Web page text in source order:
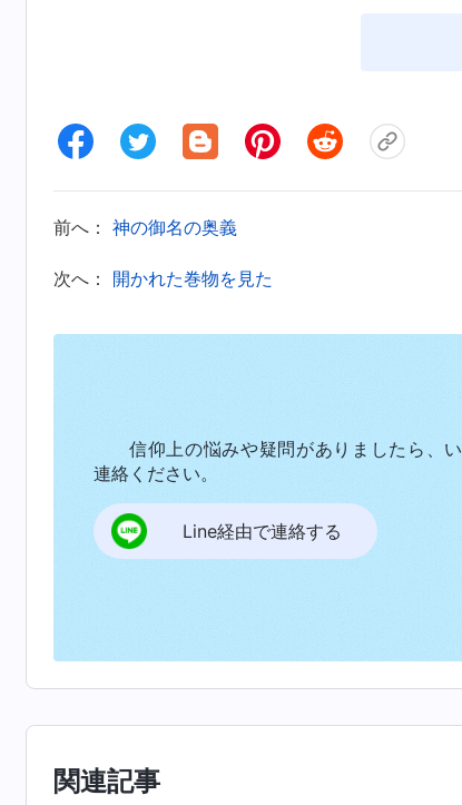
いぞ。何があっても教会は一切助けない！
悔するよう妻に迫りました。彼らの乱暴な
「妻の信仰が正しくないからって、頭ごな
交わるべきだ。主ならそうなさるだろう。
をあのように扱うのか。主の教えにあるよ
です。東方閃電を信じていて、正気を失っ
「妻はいたって正気だ。なぜ気が狂ったな
師は、悪びれもせず言いました。「他の信
のちを思ってのことだ……」と。そんな言
主イエスはこう言っています。「あなたが
それ以上に出ることは、悪から来るのである
正直に話しなさい、嘘をつかず、人を騙さ
しない嘘を吐き、しかもそのことを何とも
信者とは思えない行動をとっています。集
に許せない行為です。主よ、私は東方閃電
前へ： 神の御名の奥義
次へ： 開かれた巻物を見た
信仰上の悩みや疑問がありましたら、
連絡ください。
Line経由で連絡する
関連記事